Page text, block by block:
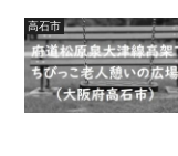
高石市